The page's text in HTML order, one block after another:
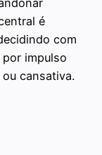
é
com
impulso
cansativa.